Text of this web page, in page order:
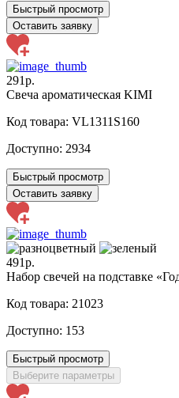
Быстрый просмотр
Оставить заявку
291р.
Свеча ароматическая KIMI
Код товара: VL1311S160
Доступно: 2934
Быстрый просмотр
Оставить заявку
491р.
Набор свечей на подставке
Код товара: 21023
Доступно: 153
Быстрый просмотр
Выберите параметры